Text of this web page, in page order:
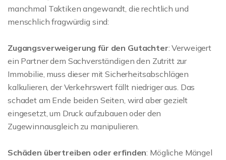
manchmal Taktiken angewandt, die rechtlich und
menschlich fragwürdig sind:
Zugangsverweigerung für den Gutachter: Verweigert
ein Partner dem Sachverständigen den Zutritt zur
Immobilie, muss dieser mit Sicherheitsabschlägen
kalkulieren, der Verkehrswert fällt niedriger aus. Das
schadet am Ende beiden Seiten, wird aber gezielt
eingesetzt, um Druck aufzubauen oder den
Zugewinnausgleich zu manipulieren.
Schäden übertreiben oder erfinden: Mögliche Mängel